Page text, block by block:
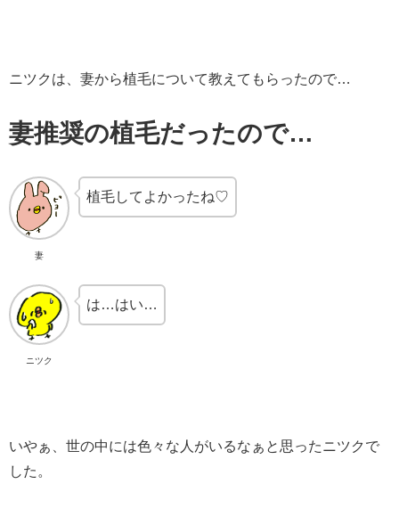
ニツクは、妻から植毛について教えてもらったので…
妻推奨の植毛だったので…
妻
植毛してよかったね♡
ニツク
は…はい…
いやぁ、世の中には色々な人がいるなぁと思ったニツクで
した。